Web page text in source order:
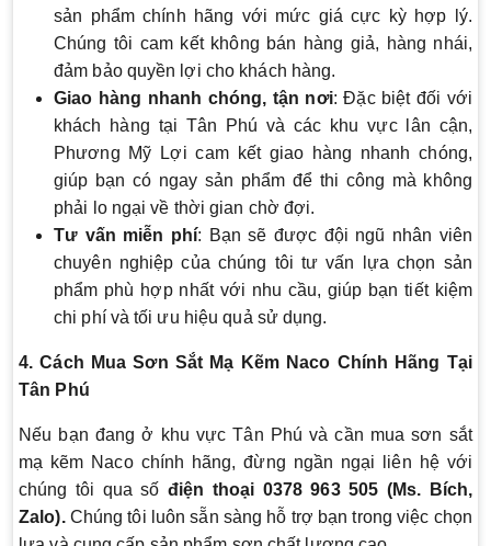
sản phẩm chính hãng với mức giá cực kỳ hợp lý.
Chúng tôi cam kết không bán hàng giả, hàng nhái,
đảm bảo quyền lợi cho khách hàng.
Giao hàng nhanh chóng, tận nơi: Đặc biệt đối với
khách hàng tại Tân Phú và các khu vực lân cận,
Phương Mỹ Lợi cam kết giao hàng nhanh chóng,
giúp bạn có ngay sản phẩm để thi công mà không
phải lo ngại về thời gian chờ đợi.
Tư vấn miễn phí: Bạn sẽ được đội ngũ nhân viên
chuyên nghiệp của chúng tôi tư vấn lựa chọn sản
phẩm phù hợp nhất với nhu cầu, giúp bạn tiết kiệm
chi phí và tối ưu hiệu quả sử dụng.
4. Cách Mua Sơn Sắt Mạ Kẽm Naco Chính Hãng Tại
Tân Phú
Nếu bạn đang ở khu vực Tân Phú và cần mua sơn sắt
mạ kẽm Naco chính hãng, đừng ngần ngại liên hệ với
chúng tôi qua số điện thoại 0378 963 505 (Ms. Bích,
Zalo).Chúng tôi luôn sẵn sàng hỗ trợ bạn trong việc chọn